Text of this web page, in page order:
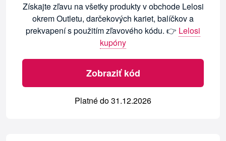
Získajte zľavu na všetky produkty v obchode Lelosi
okrem Outletu, darčekových kariet, balíčkov a
prekvapení s použitím zľavového kódu. 👉 Lelosi
kupóny
Zobraziť kód
Platné do 31.12.2026